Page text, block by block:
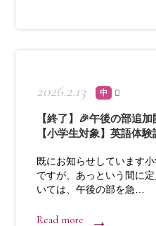
2026.2.13 中
【終了】🎉午後の部追
【小学生対象】英語体
既にお知らせしています
ですが、あっという間に
いては、午後の部を急…
Read more